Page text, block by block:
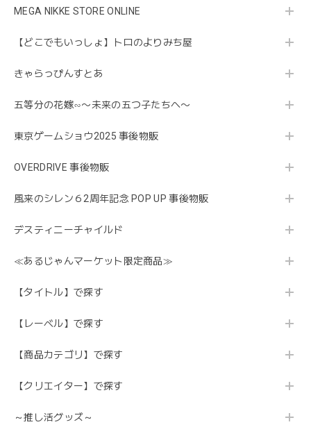
MEGA NIKKE STORE ONLINE
【どこでもいっしょ】トロのよりみち屋
きゃらっぴんすとあ
五等分の花嫁∽〜未来の五つ子たちへ〜
東京ゲームショウ2025 事後物販
OVERDRIVE 事後物販
風来のシレン６2周年記念 POP UP 事後物販
デスティニーチャイルド
≪あるじゃんマーケット限定商品≫
【タイトル】で探す
【レーベル】で探す
【商品カテゴリ】で探す
【クリエイター】で探す
～推し活グッズ～